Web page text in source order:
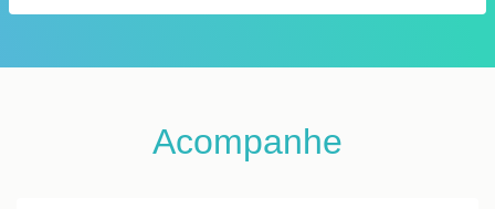
Acompanhe